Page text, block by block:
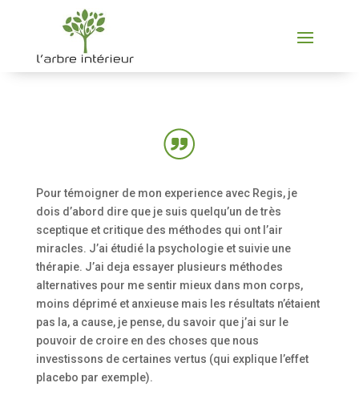
Pour témoigner de mon experience avec Regis, je
dois d’abord dire que je suis quelqu’un de très
sceptique et critique des méthodes qui ont l’air
miracles. J’ai étudié la psychologie et suivie une
thérapie. J’ai deja essayer plusieurs méthodes
alternatives pour me sentir mieux dans mon corps,
moins déprimé et anxieuse mais les résultats n’étaient
pas la, a cause, je pense, du savoir que j’ai sur le
pouvoir de croire en des choses que nous
investissons de certaines vertus (qui explique l’effet
placebo par exemple).